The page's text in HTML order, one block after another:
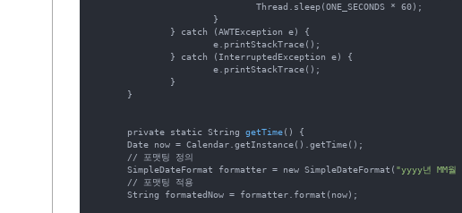
	private static String
getTime() {
        Date now = Calendar.getInstance().getTime();
        // 포맷팅 정의
        SimpleDateFormat formatter = new SimpleDateFormat(
"yyyy년 MM월
        // 포맷팅 적용
        String formatedNow = formatter.format(now);